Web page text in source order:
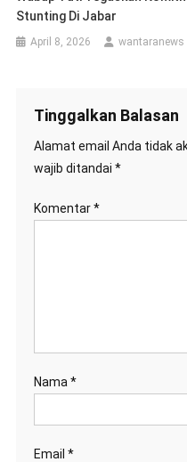
Stunting Di Jabar
April 8, 2026 wantaranews
Tinggalkan Balasan
Alamat email Anda tidak
wajib ditandai *
Komentar*
Nama *
Email *